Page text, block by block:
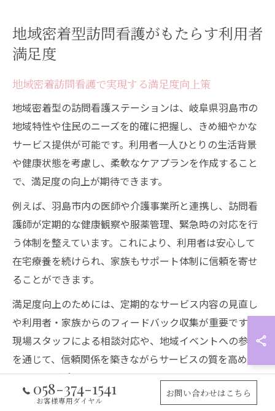
地域密着型訪問看護がもたらす利用者
満足度
地域密着訪問看護で実現する満足度向上策
地域密着型の訪問看護ステーションは、岐阜県羽島市の
地域特性や住民のニーズを的確に把握し、きめ細やかな
サービス提供が可能です。利用者一人ひとりの生活背景
や健康状態を考慮し、柔軟なケアプランを作成すること
で、満足度の向上が期待できます。
例えば、羽島市内の医師や介護事業所と連携し、訪問看
護師が定期的な健康観察や服薬管理、緊急時の対応を行
う体制を整えています。これにより、利用者は安心して
在宅療養を続けられ、家族もサポート体制に信頼を寄せ
ることができます。
満足度向上のためには、定期的なサービス内容の見直し
や利用者・家族からのフィードバック収集が重要です。
現場スタッフによる相談対応や、地域イベントへの参加
を通じて、信頼関係を築きながらサービスの質を高めて
いくことがポイントです。
058-374-1541
お客様専用ダイヤル
お問い合わせはこちら